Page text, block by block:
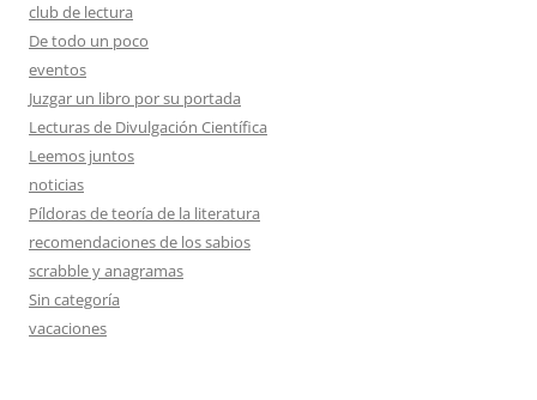
club de lectura
De todo un poco
eventos
Juzgar un libro por su portada
Lecturas de Divulgación Científica
Leemos juntos
noticias
Píldoras de teoría de la literatura
recomendaciones de los sabios
scrabble y anagramas
Sin categoría
vacaciones